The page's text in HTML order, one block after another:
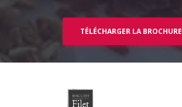
TÉLÉCHARGER LA BROCHURE